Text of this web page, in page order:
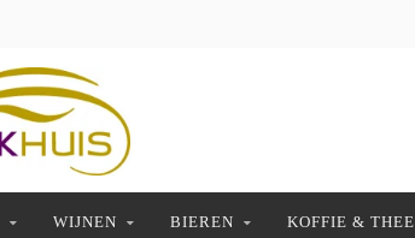
WIJNEN BIEREN KOFFIE & THEE